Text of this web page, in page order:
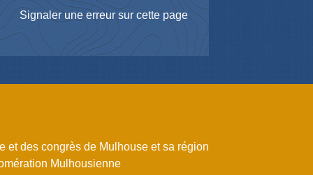
Signaler une erreur sur cette page
et des congrès de Mulhouse et sa région
Mulhousienne